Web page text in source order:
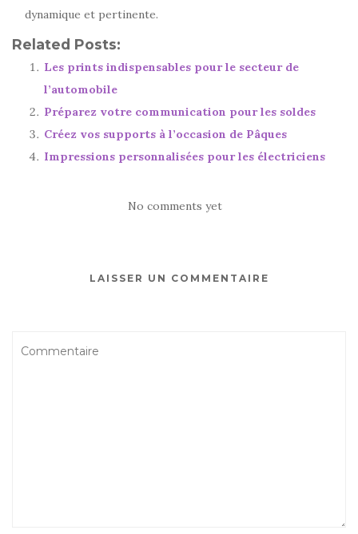
dynamique et pertinente.
Related Posts:
Les prints indispensables pour le secteur de
l’automobile
Préparez votre communication pour les soldes
Créez vos supports à l’occasion de Pâques
Impressions personnalisées pour les électriciens
No comments yet
LAISSER UN COMMENTAIRE